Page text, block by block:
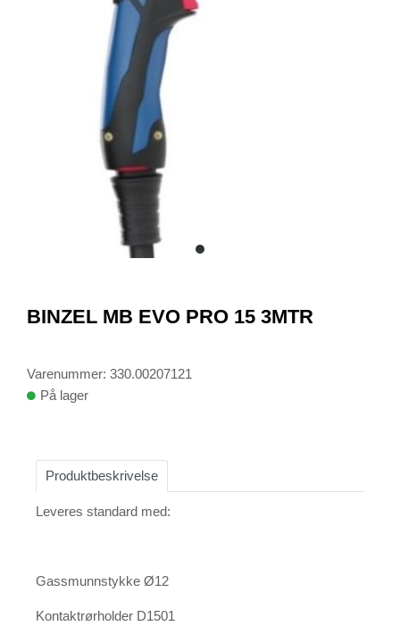
item
of
BINZEL MB EVO PRO 15 3MTR
Varenummer: 330.00207121
På lager
Produktbeskrivelse
Leveres standard med:
Gassmunnstykke Ø12
Kontaktrørholder D1501